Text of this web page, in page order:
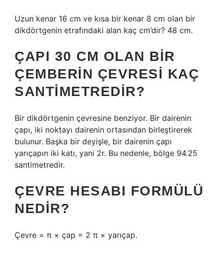
Uzun kenar 16 cm ve kısa bir kenar 8 cm olan bir
dikdörtgenin etrafındaki alan kaç cm’dir? 48 cm.
ÇAPI 30 CM OLAN BIR
ÇEMBERIN ÇEVRESI KAÇ
SANTIMETREDIR?
Bir dikdörtgenin çevresine benziyor. Bir dairenin
çapı, iki noktayı dairenin ortasından birleştirerek
bulunur. Başka bir deyişle, bir dairenin çapı
yarıçapın iki katı, yani 2r. Bu nedenle, bölge 94.25
santimetredir.
ÇEVRE HESABI FORMÜLÜ
NEDIR?
Çevre = π × çap = 2 π × yarıçap.